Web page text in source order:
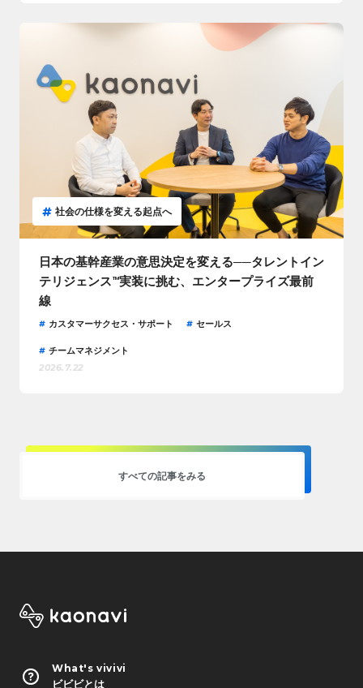
社会の仕様を変える起点へ
日本の基幹産業の意思決定を変える──タレントイン
テリジェンス™実装に挑む、エンタープライズ最前
線
カスタマーサクセス・サポート
セールス
チームマネジメント
2026.7.22
すべての記事をみる
What's vivivi
ビビビとは